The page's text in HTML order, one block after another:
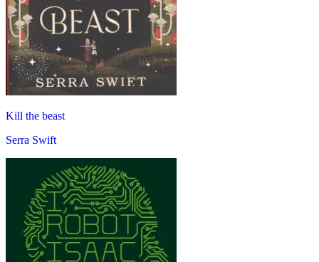
Kill the beast
Serra Swift